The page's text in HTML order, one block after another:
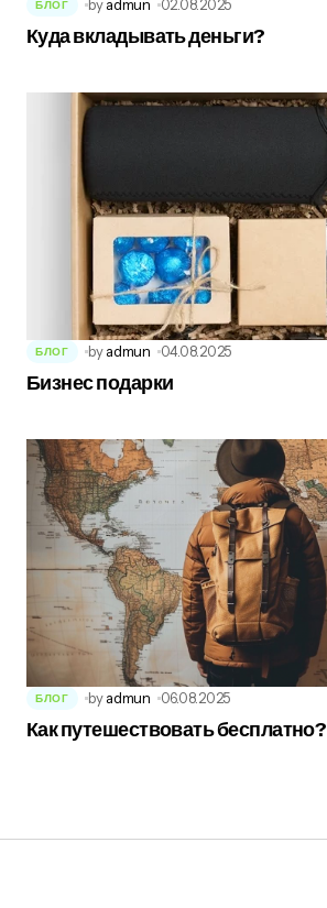
БЛОГ by admun 02.08.2025
Куда вкладывать деньги?
БЛОГ by admun 04.08.2025
Бизнес подарки
БЛОГ by admun 06.08.2025
Как путешествовать бесплатно?